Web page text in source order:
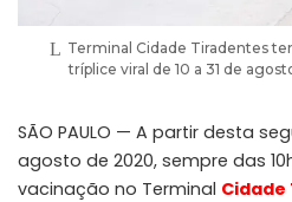
Terminal Cidade Tiradentes
tríplice viral de 10 a 31 de
SÃO PAULO — A partir desta
agosto de 2020, sempre das
vacinação no Terminal